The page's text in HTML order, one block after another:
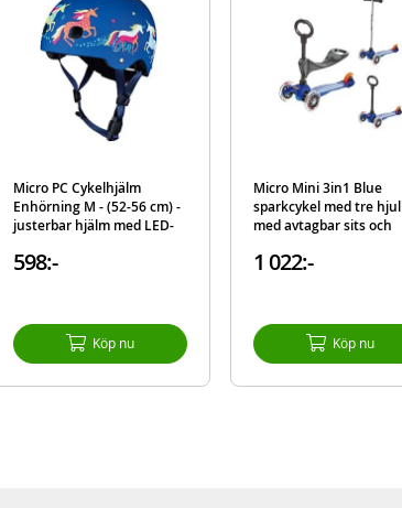
Micro PC hjälm S
Tvättbart och avtagbart innerfoder
Detaljer:
Storlek: S (48-52cm)
Avtagbart och tvättbart innerfoder
Färg: blå med enhörningar
Uppfyller säkerhetskravet EN1078
information
7640170577297
Varumärke Micro
Micro PC Cykelhjälm
Enhörning M - (52-56 cm) -
justerbar hjälm med LED-
598:-
Köp nu
Micro Mini 3in1 Blue
sparkcykel med tre
med avtagbar sits och
1 022:-
Köp nu